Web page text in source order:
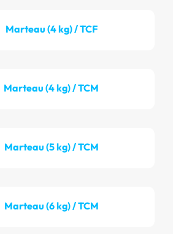
Marteau (4 kg) / TCF
Marteau (4 kg) / TCM
Marteau (5 kg) / TCM
Marteau (6 kg) / TCM